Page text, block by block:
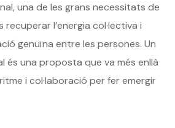
una de les grans necessitats de
l’energia col·lectiva i
genuïna entre les persones. Un
és una proposta que va més enllà
i col·laboració per fer emergir